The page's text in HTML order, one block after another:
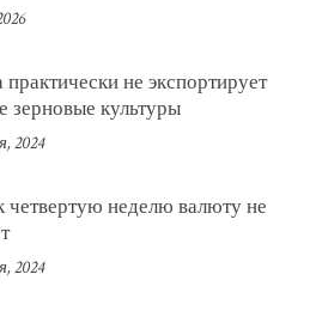
не экспортирует
зерновые культуры
2024
четвертую неделю валюту не
2024